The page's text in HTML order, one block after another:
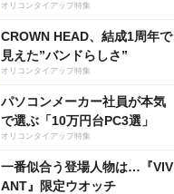
オリコンタイアップ特集
CROWN HEAD、結成1周年で
見えた”バンドらしさ”
オリコンタイアップ特集
パソコンメーカー社員が本気
で選ぶ「10万円台PC3選」
オリコンタイアップ特集
一番似合う登場人物は…『VIV
ANT』限定ウオッチ